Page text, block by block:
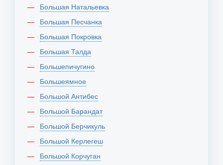
Большая Натальевка
Большая Песчанка
Большая Покровка
Большая Талда
Большепичугино
Большеямное
Большой Антибес
Большой Барандат
Большой Берчикуль
Большой Керлегеш
Большой Корчуган